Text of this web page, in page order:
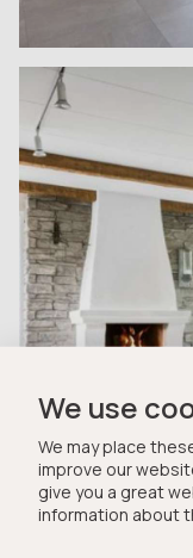
We use
We may place
improve our
give you a great
information about